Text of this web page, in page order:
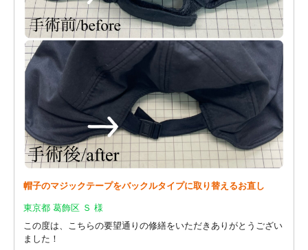
帽子のマジックテープをバックルタイプに取り替えるお直し
東京都 葛飾区 Ｓ 様
この度は、こちらの要望通りの修繕をいただきありがとうござい
ました！